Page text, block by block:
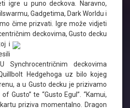
igre u puno deckova. Naravno,
Gadgetima, Dark Worldu i
čime prizvati. Igre može vidjeti
deckovima,Gusto decku
i
Synchrocentričnim deckovima
Hedgehoga uz bilo kojeg
a u Gusto decku je prizivamo
Gusto” te “Gusto Egul”. “Kamui,
priziva momentalno. Dragon